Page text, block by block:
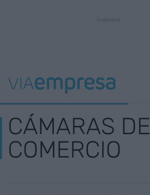
CÁMARAS DE
COMERCIO